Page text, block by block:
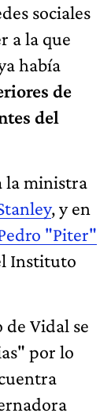
sociales
a la que
había
de
del
la ministra
, y en
"Piter"
Instituto
Vidal se
por lo